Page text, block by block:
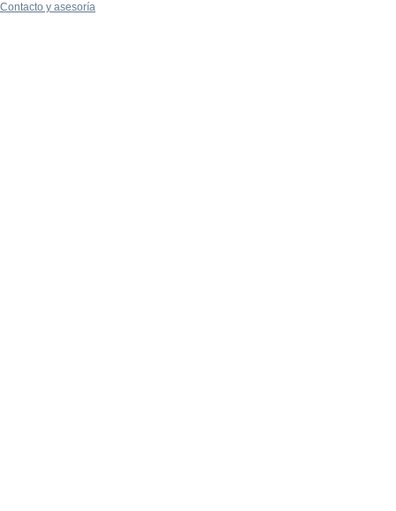
Contacto y asesoría